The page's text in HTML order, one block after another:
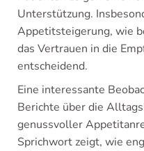
Unterstützung.
Appetitsteigerung, wie
das Vertrauen in die
entscheidend.
Eine interessante
Berichte über die
genussvoller
Sprichwort zeigt, wie